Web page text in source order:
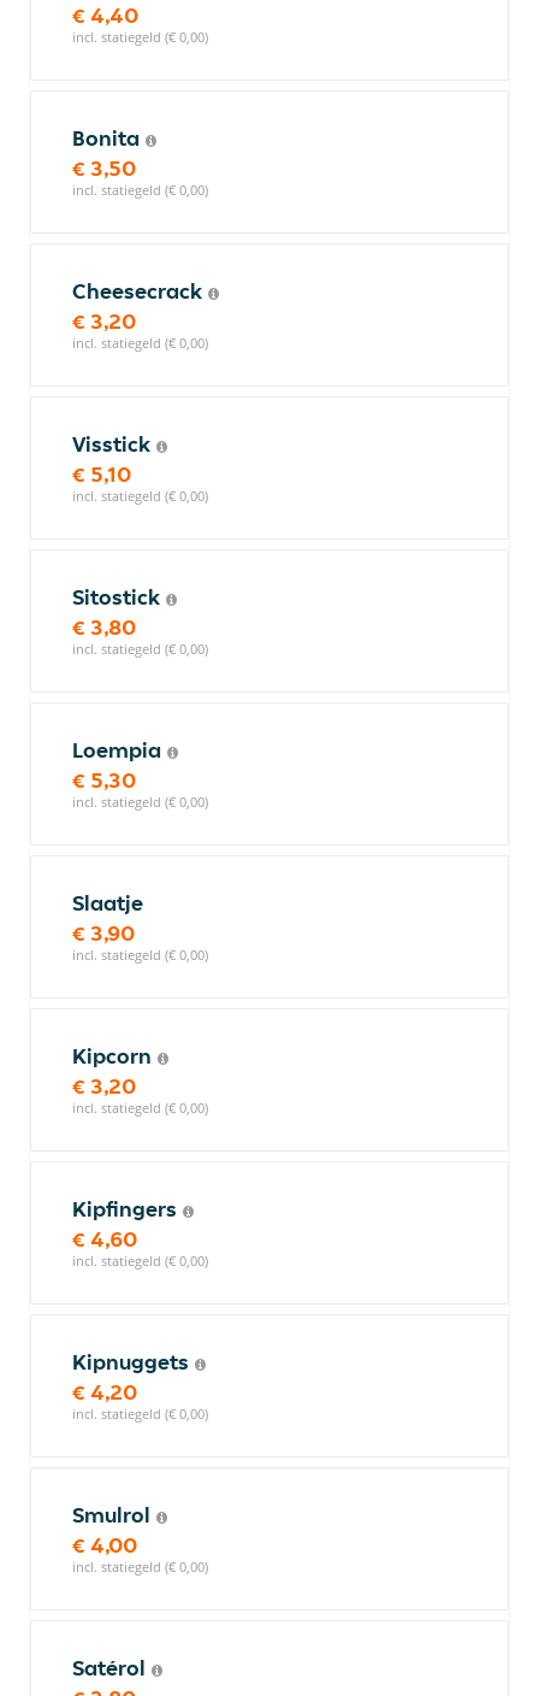
€ 4,40
incl. statiegeld (€ 0,00)
Bonita
€ 3,50
incl. statiegeld (€ 0,00)
Cheesecrack
€ 3,20
incl. statiegeld (€ 0,00)
Visstick
€ 5,10
incl. statiegeld (€ 0,00)
Sitostick
€ 3,80
incl. statiegeld (€ 0,00)
Loempia
€ 5,30
incl. statiegeld (€ 0,00)
Slaatje
€ 3,90
incl. statiegeld (€ 0,00)
Kipcorn
€ 3,20
incl. statiegeld (€ 0,00)
Kipfingers
€ 4,60
incl. statiegeld (€ 0,00)
Kipnuggets
€ 4,20
incl. statiegeld (€ 0,00)
Smulrol
€ 4,00
incl. statiegeld (€ 0,00)
Satérol